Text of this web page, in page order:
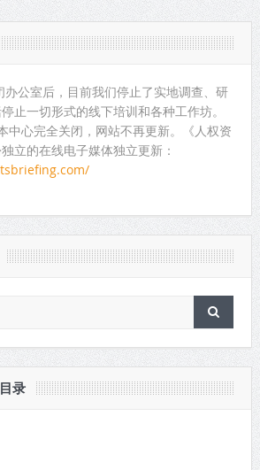
办公室后，目前我们停止了实地调查、研
止一切形式的线下培训和各种工作坊。
中心完全关闭，网站不再更新。《人权资
立的在线电子媒体独立更新：
录